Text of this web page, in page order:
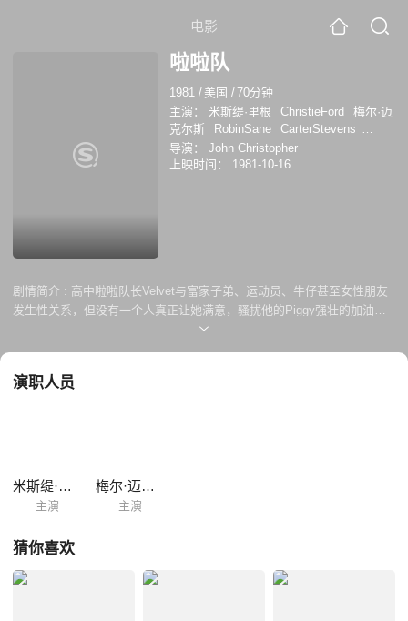
电影
啦啦队
1981 / 美国 /70分钟
主演：
米斯缇·里根 ChristieFord
梅尔·迈
克尔斯
RobinSane
CarterStevens
RonHudd
杰瑞·巴特勒
JackBravman
罗德·皮尔斯
导演：
John Christopher
上映时间：
1981-10-16
剧情简介 : 高中啦啦队长Velvet与富家子弟、运动员、牛仔甚至女性朋友
发生性关系，但没有一个人真正让她满意，骚扰他的Piggy强壮的加油站
演职人员
米斯缇·里根
主演
梅尔·迈克尔斯
主演
猜你喜欢